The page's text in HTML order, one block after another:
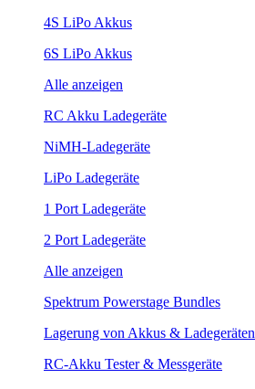
4S LiPo Akkus
6S LiPo Akkus
Alle anzeigen
RC Akku Ladegeräte
NiMH-Ladegeräte
LiPo Ladegeräte
1 Port Ladegeräte
2 Port Ladegeräte
Alle anzeigen
Spektrum Powerstage Bundles
Lagerung von Akkus & Ladegeräten
RC-Akku Tester & Messgeräte